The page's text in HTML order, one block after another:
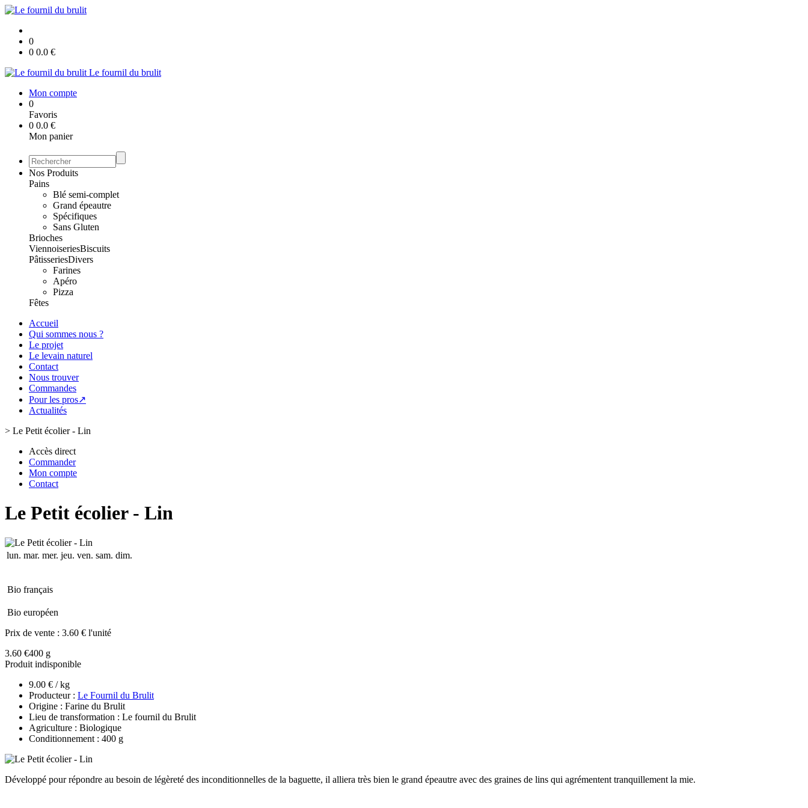
0
0 0.0 €
Le fournil du brulit
Mon compte
0
Favoris
0 0.0 €
Mon panier
Nos Produits
Pains
Blé semi-complet
Grand épeautre
Spécifiques
Sans Gluten
Brioches
ViennoiseriesBiscuits
PâtisseriesDivers
Farines
Apéro
Pizza
Fêtes
Accueil
Qui sommes nous ?
Le projet
Le levain naturel
Contact
Nous trouver
Commandes
Pour les pros↗
Actualités
> Le Petit écolier - Lin
Accès direct
Commander
Mon compte
Contact
Le Petit écolier - Lin
lun. mar. mer. jeu. ven. sam. dim.
Bio français
Bio européen
Prix de vente : 3.60 € l'unité
3.60 €400 g
Produit indisponible
9.00 € / kg
Producteur : Le Fournil du Brulit
Origine : Farine du Brulit
Lieu de transformation : Le fournil du Brulit
Agriculture : Biologique
Conditionnement : 400 g
Développé pour répondre au besoin de légèreté des inconditionnelles de la baguette, il alliera très bien le grand épeautre avec des graines de lins qui agrémentent tranquillement la mie.